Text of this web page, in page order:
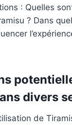
: Quelles
? Dans
divers
de